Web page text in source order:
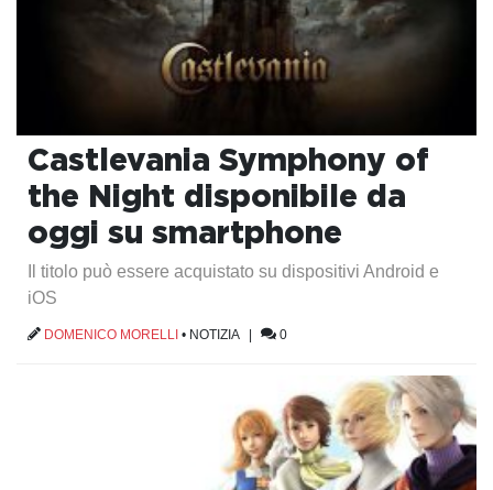
Castlevania Symphony of
the Night disponibile da
oggi su smartphone
Il titolo può essere acquistato su dispositivi Android e
iOS
DOMENICO MORELLI • NOTIZIA| 0